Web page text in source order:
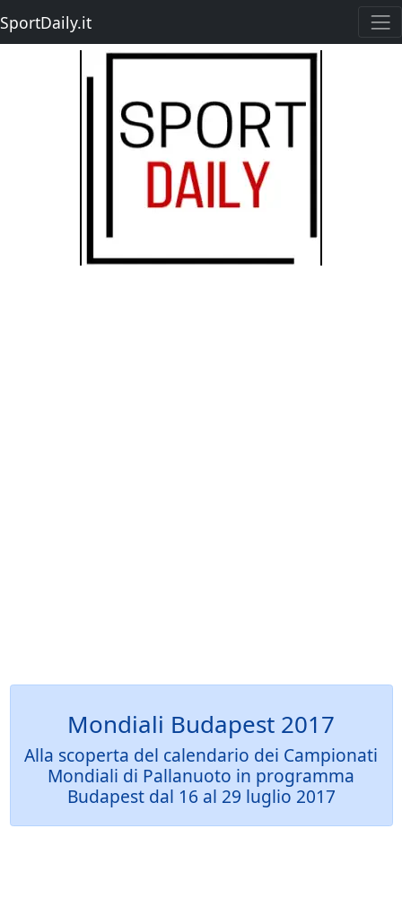
SportDaily.it
Mondiali Budapest 2017
Alla scoperta del calendario dei Campionati
Mondiali di Pallanuoto in programma
Budapest dal 16 al 29 luglio 2017